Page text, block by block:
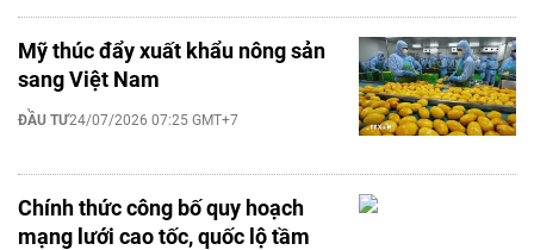
Mỹ thúc đẩy xuất khẩu nông sản
sang Việt Nam
ĐẦU TƯ24/07/2026 07:25 GMT+7
Chính thức công bố quy hoạch
mạng lưới cao tốc, quốc lộ tầm